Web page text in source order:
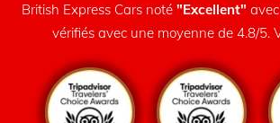
British Express Cars noté "Excellent"
vérifiés avec une moyenne de 4.8/5.